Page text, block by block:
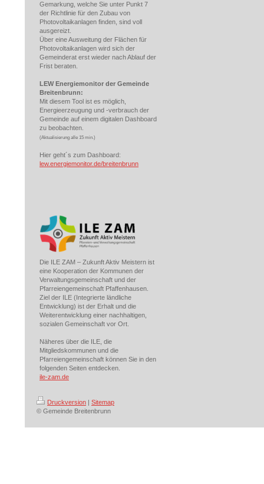
Gemarkung, welche Sie unter Punkt 7
der Richtlinie für den Zubau von
Photovoltaikanlagen finden, sind voll
ausgereizt.
Über eine Ausweitung der Flächen für
Photovoltaikanlagen wird sich der
Gemeinderat erst wieder nach Ablauf der
Frist beraten.
LEW Energiemonitor der Gemeinde
Breitenbrunn:
Mit diesem Tool ist es möglich,
Energieerzeugung und -verbrauch der
Gemeinde auf einem digitalen Dashboard
zu beobachten.
(Aktualisierung alle 15 min.)
Hier geht´s zum Dashboard:
lew.energiemonitor.de/breitenbrunn
Die ILE ZAM – Zukunft Aktiv Meistern ist
eine Kooperation der Kommunen der
Verwaltungsgemeinschaft und der
Pfarreiengemeinschaft Pfaffenhausen.
Ziel der ILE (Integrierte ländliche
Entwicklung) ist der Erhalt und die
Weiterentwicklung einer nachhaltigen,
sozialen Gemeinschaft vor Ort.
Näheres über die ILE, die
Mitgliedskommunen und die
Pfarreiengemeinschaft können Sie in den
folgenden Seiten entdecken.
ile-zam.de
Druckversion | Sitemap
© Gemeinde Breitenbrunn